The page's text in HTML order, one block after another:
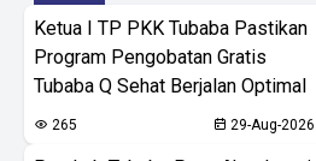
Ketua I TP PKK Tubaba Pastikan
Program Pengobatan Gratis
Tubaba Q Sehat Berjalan Optimal
265 29-Aug-2026